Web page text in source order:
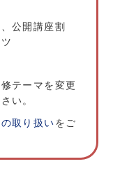
公開講座割
テーマを変更
い。
取り扱いをご